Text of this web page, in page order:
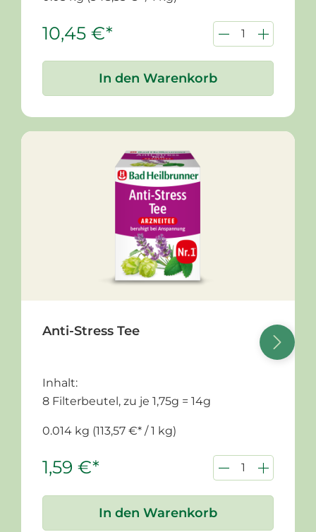
10,45 €*
In den Warenkorb
Anti-Stress Tee
Inhalt:
8 Filterbeutel, zu je 1,75g = 14g
0.014 kg (113,57 €* / 1 kg)
1,59 €*
In den Warenkorb